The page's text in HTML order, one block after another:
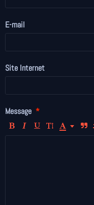
E-mail
Site Internet
Message